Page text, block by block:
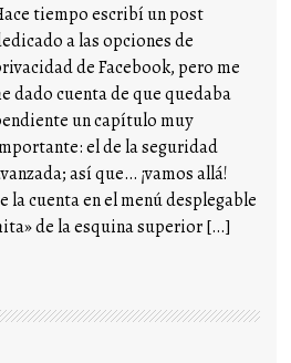
tiempo escribí un post
a las opciones de
de Facebook, pero me
dado cuenta de que quedaba
un capítulo muy
el de la seguridad
así que… ¡vamos allá!
la cuenta en el menú desplegable
de la esquina superior […]